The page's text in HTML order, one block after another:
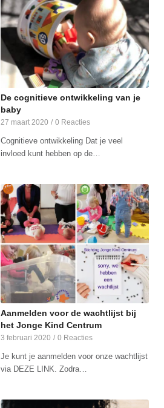
De cognitieve ontwikkeling van je
baby
27 maart 2020 / 0 Reacties
Cognitieve ontwikkeling Dat je veel
invloed kunt hebben op de…
Aanmelden voor de wachtlijst bij
het Jonge Kind Centrum
3 februari 2020 / 0 Reacties
Je kunt je aanmelden voor onze wachtlijst
via DEZE LINK. Zodra…